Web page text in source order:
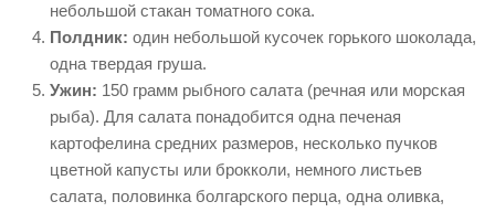
небольшой стакан томатного сока.
Полдник: один небольшой кусочек горького шоколада,
одна твердая груша.
Ужин: 150 грамм рыбного салата (речная или морская
рыба). Для салата понадобится одна печеная
картофелина средних размеров, несколько пучков
цветной капусты или брокколи, немного листьев
салата, половинка болгарского перца, одна оливка,